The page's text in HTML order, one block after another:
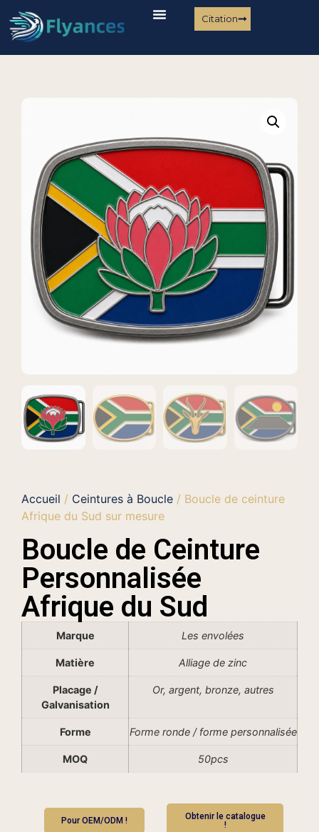
Citation
Accueil / Ceintures à Boucle / Boucle de ceinture
Afrique du Sud sur mesure
Boucle de Ceinture
Personnalisée
Afrique du Sud
Marque Les envolées
Matière Alliage de zinc
Placage /
Galvanisation
Or, argent, bronze, autres
Forme Forme ronde / forme personnalisée
MOQ 50pcs
Pour OEM/ODM !
Obtenir le catalogue
!